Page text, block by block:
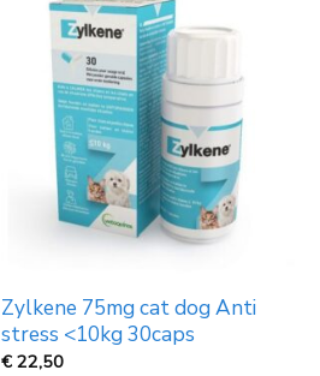
Zylkene 75mg cat dog Anti
stress <10kg 30caps
€ 22,50